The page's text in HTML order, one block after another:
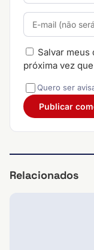
Salvar meus
próxima vez
Quero ser
Relacionados